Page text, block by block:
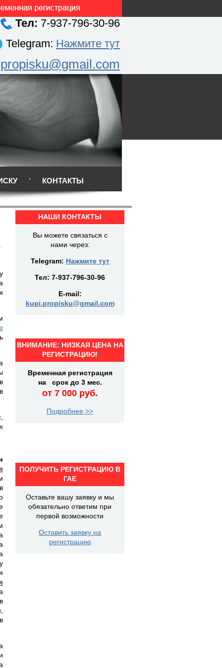
Тел: 7-937-796-30-96
Telegram: Нажмите тут
КОНТАКТЫ
НАШИ КОНТАКТЫ
Вы можете связаться с
нами через:
Telegram: Нажмите тут
Тел: 7-937-796-30-96
E-mail:
kupi.propisku@gmail.com
ВНИМАНИЕ: НИЗКАЯ ЦЕНА НА
РЕГИСТРАЦИЮ!
Временная регистрация
на срок до 3 мес.
от 7 000 руб.
Подробнее >>
ПОЛУЧИТЬ РЕГИСТРАЦИЮ В
ГАЕ
Оставьте вашу заявку и мы
обязательно ответим при
первой возможности
Оставить заявку на
регистрацию